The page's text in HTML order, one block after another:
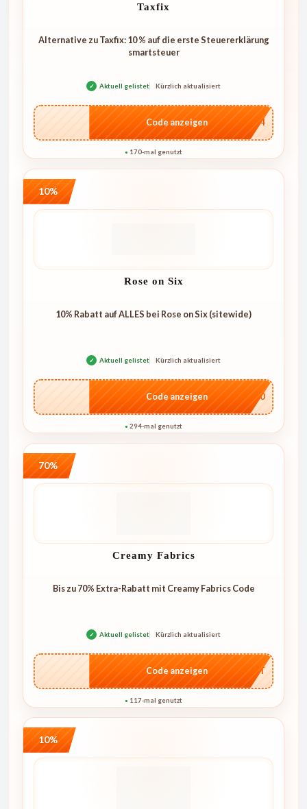
Taxfix
Alternative zu Taxfix: 10 % auf die erste Steuererklärung
smartsteuer
✓ Aktuell gelistet Kürzlich aktualisiert
…1744
Code anzeigen
● 170-mal genutzt
10%
Rose on Six
10% Rabatt auf ALLES bei Rose on Six (sitewide)
✓ Aktuell gelistet Kürzlich aktualisiert
…4U10
Code anzeigen
● 294-mal genutzt
70%
Creamy Fabrics
Bis zu 70% Extra-Rabatt mit Creamy Fabrics Code
✓ Aktuell gelistet Kürzlich aktualisiert
…CRET
Code anzeigen
● 117-mal genutzt
10%